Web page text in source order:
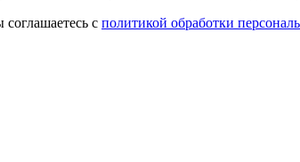
с политикой обработки